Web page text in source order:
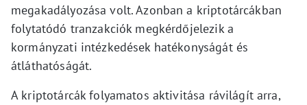
megakadályozása volt. Azonban a kriptotárcákban
folytatódó tranzakciók megkérdőjelezik a
kormányzati intézkedések hatékonyságát és
átláthatóságát.
A kriptotárcák folyamatos aktivitása rávilágít arra,